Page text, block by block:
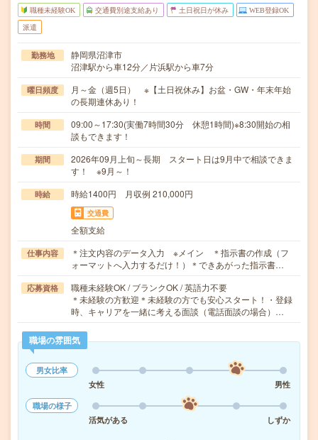
職種未経験OK 交通費別途支給あり 土日祝日が休み WEB登録OK
派遣
勤務地
静岡県沼津市
沼津駅から車12分／片浜駅から車7分
曜日頻度
月～金（週5日） ※【土日祝休み】お盆・GW・年末年始
の長期連休あり！
時間
09:00～17:30(実働7時間30分 休憩1時間)※8:30開始の相
談もできます！
期間
2026年09月上旬～長期 スタート日は9月中で相談できま
す！ ※9月～！
時給 時給1400円 月収例 210,000円
交通費
全額支給
仕事内容
＊注文内容のデータ入力 ※メイン ＊指示書の作成（フ
ォーマットへ入力するだけ！）＊できあがった指示書…
応募資格
職種未経験OK / ブランクOK / 英語力不要
＊未経験の方歓迎＊未経験の方でも安心スタート！・登録
時、キャリアを一緒に考える面談（電話面談の場合）…
職場の雰囲気
男女比率
女性
男性
職場の様子
活気がある
しずか